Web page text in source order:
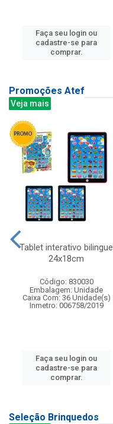
Faça seu login ou
cadastre-se para
comprar.
Promoções Atef
Veja mais
Tablet interativo bilingue
24x18cm
Código: 830030
Embalagem: Unidade
Caixa Com: 36 Unidade(s)
Inmetro: 006758/2019
Faça seu login ou
cadastre-se para
comprar.
Seleção Brinquedos